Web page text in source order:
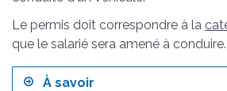
Le permis doit correspondre à la
que le salarié sera amené à conduire.
À savoir